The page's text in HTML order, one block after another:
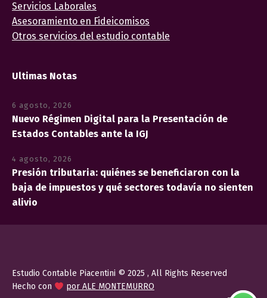
Servicios Laborales
Asesoramiento en Fideicomisos
Otros servicios del estudio contable
Ultimas Notas
6 agosto, 2026
Nuevo Régimen Digital para la Presentación de
Estados Contables ante la IGJ
4 agosto, 2026
Presión tributaria: quiénes se beneficiaron con la
baja de impuestos y qué sectores todavía no sienten
alivio
Estudio Contable Piacentini © 2025 , All Rights Reserved
Hecho con
por ALE MONTEMURRO